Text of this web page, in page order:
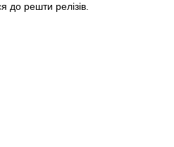
до решти релізів.